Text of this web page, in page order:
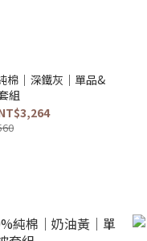
棉｜深鐵灰｜單品&
組